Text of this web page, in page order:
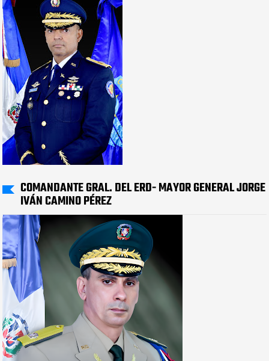
COMANDANTE GRAL. DEL ERD- MAYOR GENERAL JORGE
IVÁN CAMINO PÉREZ